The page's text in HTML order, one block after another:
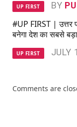
UP FIRST BY
#UP FIRST | उत्तर
बनेगा देश का सबसे
UP FIRST JULY
Comments are